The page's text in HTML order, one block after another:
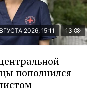
2026, 15:11 13
пополнился